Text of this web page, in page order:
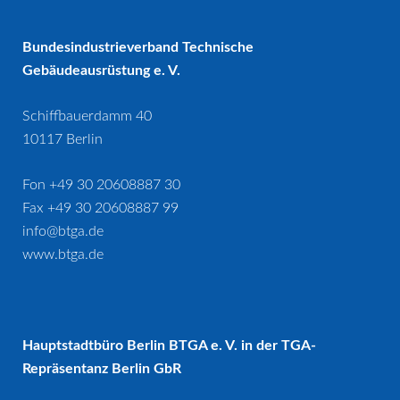
Bundesindustrieverband Technische
Gebäudeausrüstung e. V.
Schiffbauerdamm 40
10117 Berlin
Fon +49 30 20608887 30
Fax +49 30 20608887 99
info@btga.de
www.btga.de
Hauptstadtbüro Berlin BTGA e. V. in der TGA-
Repräsentanz Berlin GbR